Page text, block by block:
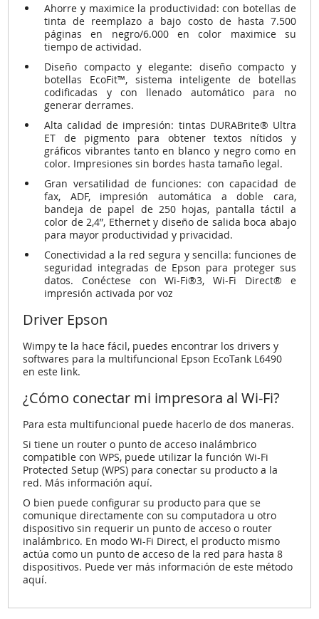
Ahorre y maximice la productividad: con botellas de
tinta de reemplazo a bajo costo de hasta 7.500
páginas en negro/6.000 en color maximice su
tiempo de actividad.
Diseño compacto y elegante: diseño compacto y
botellas EcoFit™, sistema inteligente de botellas
codificadas y con llenado automático para no
generar derrames.
Alta calidad de impresión: tintas DURABrite® Ultra
ET de pigmento para obtener textos nítidos y
gráficos vibrantes tanto en blanco y negro como en
color. Impresiones sin bordes hasta tamaño legal.
Gran versatilidad de funciones: con capacidad de
fax, ADF, impresión automática a doble cara,
bandeja de papel de 250 hojas, pantalla táctil a
color de 2,4”, Ethernet y diseño de salida boca abajo
para mayor productividad y privacidad.
Conectividad a la red segura y sencilla: funciones de
seguridad integradas de Epson para proteger sus
datos. Conéctese con Wi-Fi®3, Wi-Fi Direct® e
impresión activada por voz
Driver Epson
Wimpy te la hace fácil, puedes encontrar los drivers y
softwares para la multifuncional Epson EcoTank L6490
en este link.
¿Cómo conectar mi impresora al Wi-Fi?
Para esta multifuncional puede hacerlo de dos maneras.
Si tiene un router o punto de acceso inalámbrico
compatible con WPS, puede utilizar la función Wi-Fi
Protected Setup (WPS) para conectar su producto a la
red. Más información aquí.
O bien puede configurar su producto para que se
comunique directamente con su computadora u otro
dispositivo sin requerir un punto de acceso o router
inalámbrico. En modo Wi-Fi Direct, el producto mismo
actúa como un punto de acceso de la red para hasta 8
dispositivos. Puede ver más información de este método
aquí.